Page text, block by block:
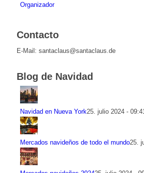
Organizador
Contacto
E-Mail: santaclaus@santaclaus.de
Blog de Navidad
Navidad en Nueva York25. julio 2024 -
Mercados navideños de todo el mundo25.